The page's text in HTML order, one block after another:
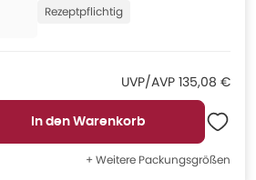
Rezeptpflichtig
UVP/AVP UVP/AVP
135,08 €
In den Warenkorb
+ Weitere Packungsgrößen